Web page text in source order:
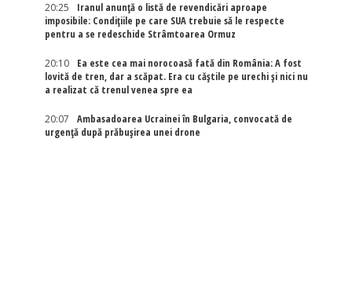
20:25
Iranul anunță o listă de revendicări aproape
imposibile: Condițiile pe care SUA trebuie să le respecte
pentru a se redeschide Strâmtoarea Ormuz
20:10
Ea este cea mai norocoasă fată din România: A fost
lovită de tren, dar a scăpat. Era cu căștile pe urechi și nici nu
a realizat că trenul venea spre ea
20:07
Ambasadoarea Ucrainei în Bulgaria, convocată de
urgență după prăbușirea unei drone